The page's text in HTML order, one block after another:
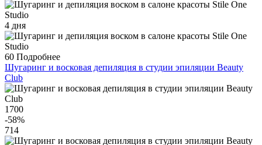
4 дня
60 Подробнее
Шугаринг и восковая депиляция в студии эпиляции Beauty
Club
1700
-58%
714